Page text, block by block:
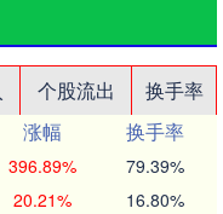
个股流出
换手率
涨幅
换手率
396.89% 79.39%
20.21% 16.80%